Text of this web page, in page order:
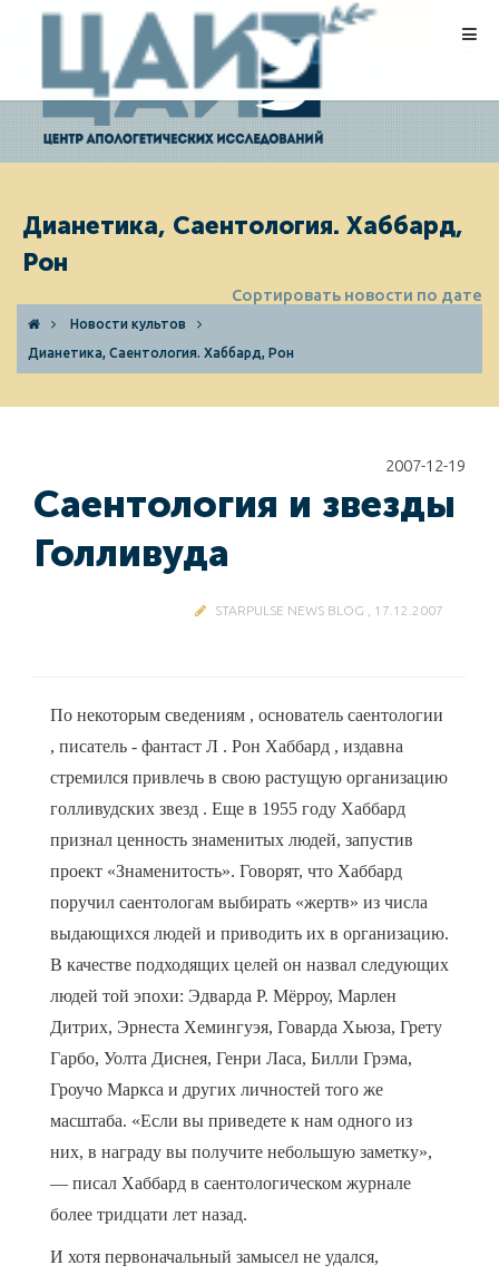
ПОЖЕРТВОВАНИЯ
Дианетика, Саентология. Хаббард,
Рон
Сортировать новости по дате
Новости культов
Дианетика, Саентология. Хаббард, Рон
2007-12-19
Саентология и звезды
Голливуда
STARPULSE NEWS BLOG , 17.12.2007
По некоторым сведениям , основатель саентологии
, писатель - фантаст Л . Рон Хаббард , издавна
стремился привлечь в свою растущую организацию
голливудских звезд . Еще в 1955 году Хаббард
признал ценность знаменитых людей, запустив
проект «Знаменитость». Говорят, что Хаббард
поручил саентологам выбирать «жертв» из числа
выдающихся людей и приводить их в организацию.
В качестве подходящих целей он назвал следующих
людей той эпохи: Эдварда Р. Мёрроу, Марлен
Дитрих, Эрнеста Хемингуэя, Говарда Хьюза, Грету
Гарбо, Уолта Диснея, Генри Ласа, Билли Грэма,
Гроучо Маркса и других личностей того же
масштаба. «Если вы приведете к нам одного из
них, в награду вы получите небольшую заметку»,
— писал Хаббард в саентологическом журнале
более тридцати лет назад.
И хотя первоначальный замысел не удался,